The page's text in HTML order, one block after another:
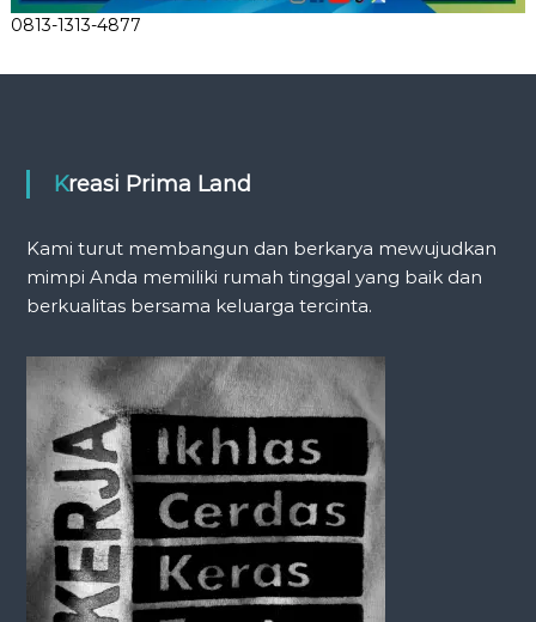
0813-1313-4877
Kreasi Prima Land
Kami turut membangun dan berkarya mewujudkan
mimpi Anda memiliki rumah tinggal yang baik dan
berkualitas bersama keluarga tercinta.